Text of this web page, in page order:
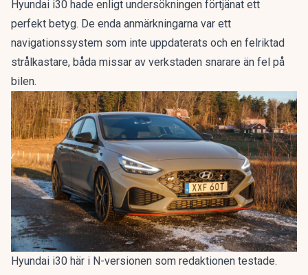
Hyundai i30 hade enligt undersökningen förtjänat ett
perfekt betyg. De enda anmärkningarna var ett
navigationssystem som inte uppdaterats och en felriktad
strålkastare, båda missar av verkstaden snarare än fel på
bilen.
Hyundai i30 här i N-versionen som redaktionen testade.